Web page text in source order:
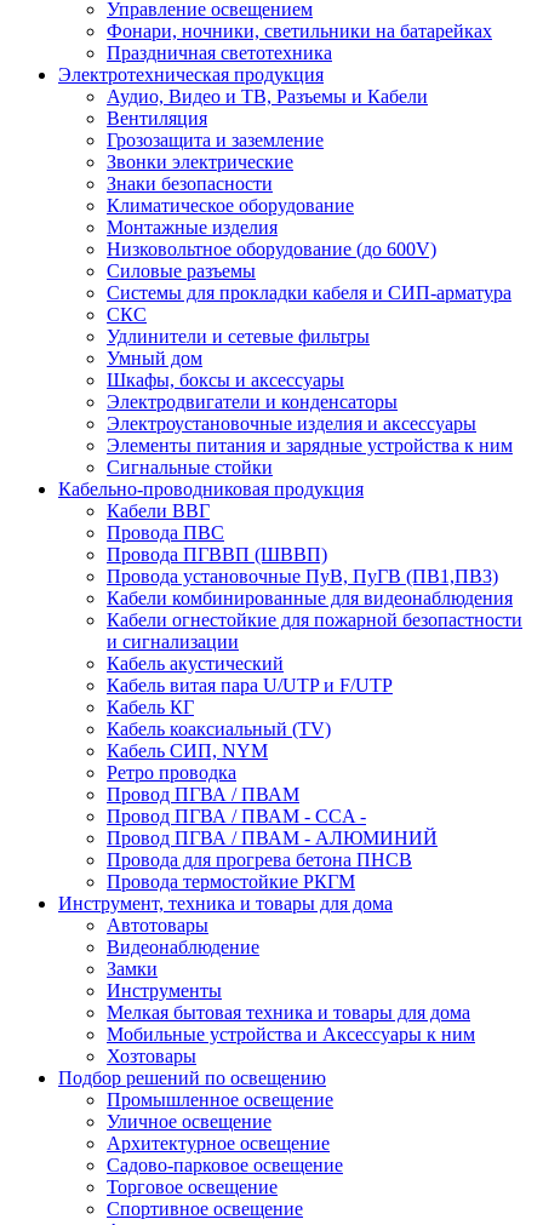
Управление освещением
Фонари, ночники, светильники на батарейках
Праздничная светотехника
Электротехническая продукция
Аудио, Видео и ТВ, Разъемы и Кабели
Вентиляция
Грозозащита и заземление
Звонки электрические
Знаки безопасности
Климатическое оборудование
Монтажные изделия
Низковольтное оборудование (до 600V)
Силовые разъемы
Системы для прокладки кабеля и СИП-арматура
СКС
Удлинители и сетевые фильтры
Умный дом
Шкафы, боксы и аксессуары
Электродвигатели и конденсаторы
Электроустановочные изделия и аксессуары
Элементы питания и зарядные устройства к ним
Сигнальные стойки
Кабельно-проводниковая продукция
Кабели ВВГ
Провода ПВС
Провода ПГВВП (ШВВП)
Провода установочные ПуВ, ПуГВ (ПВ1,ПВ3)
Кабели комбинированные для видеонаблюдения
Кабели огнестойкие для пожарной безопастности
и сигнализации
Кабель акустический
Кабель витая пара U/UTP и F/UTP
Кабель КГ
Кабель коаксиальный (TV)
Кабель СИП, NYM
Ретро проводка
Провод ПГВА / ПВАМ
Провод ПГВА / ПВАМ - CCA -
Провод ПГВА / ПВАМ - АЛЮМИНИЙ
Провода для прогрева бетона ПНСВ
Провода термостойкие РКГМ
Инструмент, техника и товары для дома
Автотовары
Видеонаблюдение
Замки
Инструменты
Мелкая бытовая техника и товары для дома
Мобильные устройства и Аксессуары к ним
Хозтовары
Подбор решений по освещению
Промышленное освещение
Уличное освещение
Архитектурное освещение
Садово-парковое освещение
Торговое освещение
Спортивное освещение